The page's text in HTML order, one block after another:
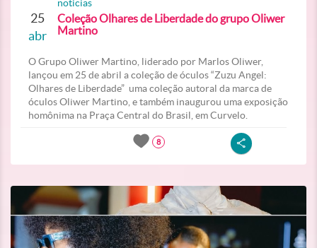
25
abr
noticias
Coleção Olhares de Liberdade do grupo Oliwer
Martino
O Grupo Oliwer Martino, liderado por Marlos Oliwer,
lançou em 25 de abril a coleção de óculos “Zuzu Angel:
Olhares de Liberdade” uma coleção autoral da marca de
óculos Oliwer Martino, e também inaugurou uma exposição
homônima na Praça Central do Brasil, em Curvelo.
8